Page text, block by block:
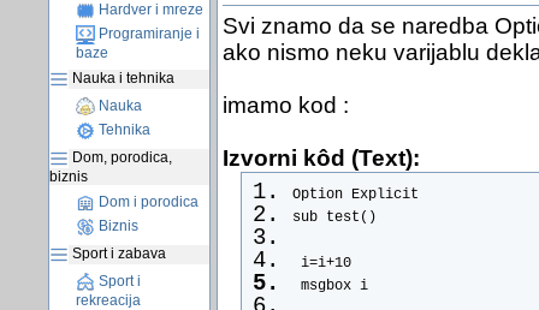
Hardver i mreze
Programiranje i
baze
Nauka i tehnika
Nauka
Tehnika
Dom, porodica,
biznis
Dom i porodica
Biznis
Sport i zabava
Sport i
rekreacija
Svi znamo da se naredba
ako nismo neku varijablu
imamo kod :
Izvorni kôd (Text):
Option Explicit
sub test()
i=i+10
msgbox i